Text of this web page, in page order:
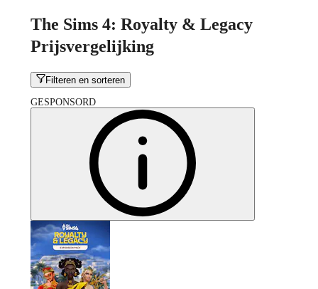
The Sims 4: Royalty & Legacy
Prijsvergelijking
Filteren en sorteren
GESPONSORD